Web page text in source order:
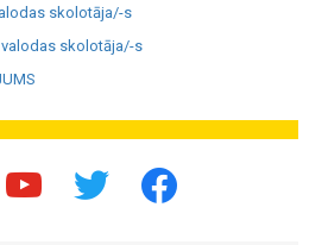
skolotāja/-s
skolotāja/-s